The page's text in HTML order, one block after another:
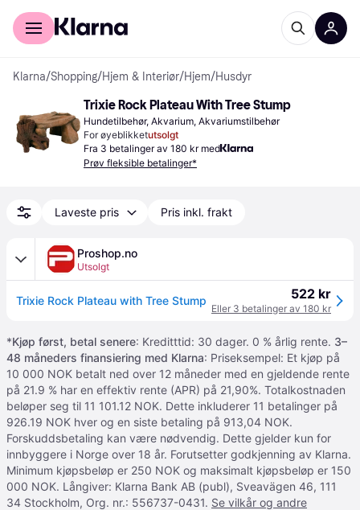
For kunder
Klarna/Shopping/Hjem & Interiør/Hjem/Husdyr
Trixie Rock Plateau With Tree Stump
Hundetilbehør, Akvarium, Akvariumstilbehør
For øyeblikketutsolgt
Fra 3 betalinger av 180 kr med
Prøv fleksible betalinger*
Laveste pris Pris inkl. frakt
Proshop.no
Utsolgt
Trixie Rock Plateau with Tree Stump 522 kr
Eller 3 betalinger av 180 kr
*Kjøp først, betal senere: Kreditttid: 30 dager. 0 % årlig rente. 3–
48 måneders finansiering med Klarna: Priseksempel: Et kjøp på
10 000 NOK betalt ned over 12 måneder med en gjeldende rente
på 21.9 % har en effektiv rente (APR) på 21,90%. Totalkostnaden
beløper seg til 11 101.12 NOK. Dette inkluderer 11 betalinger på
926.19 NOK hver og en siste betaling på 913,04 NOK.
Forskuddsbetaling kan være nødvendig. Dette gjelder kun for
innbyggere i Norge over 18 år. Forutsetter godkjenning av Klarna.
Minimum kjøpsbeløp er 250 NOK og maksimalt kjøpsbeløp er 150
000 NOK. Långiver: Klarna Bank AB (publ), Sveavägen 46, 111
34 Stockholm, Org. nr.: 556737-0431. Se vilkår og andre